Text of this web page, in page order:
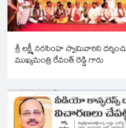
శ్రీ లక్ష్మీ నరసింహ స్వామివారిని
ముఖ్యమంత్రి రేవంత్ రెడ్డి గారు